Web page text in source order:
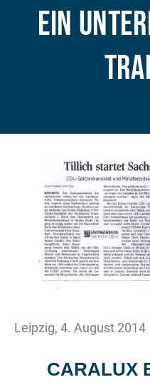
Ein
Leipzig, 4. August 2014
CARALUX